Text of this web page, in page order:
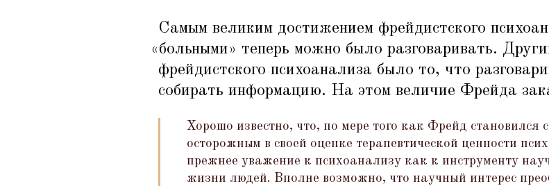
Самым великим достижением фрейдистского
«больными» теперь можно было разговаривать.
фрейдистского психоанализа было то, что
собирать информацию. На этом величие Фрейда
Хорошо известно, что, по мере того как Фрейд становился
осторожным в своей оценке терапевтической ценности
прежнее уважение к психоанализу как к инструменту
жизни людей. Вполне возможно, что научный интерес